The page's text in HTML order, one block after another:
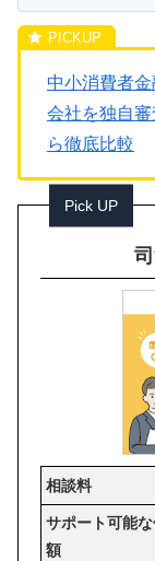
中小消費者
会社を独自
ら徹底比較
Pick UP
相談料
サポート可能
額